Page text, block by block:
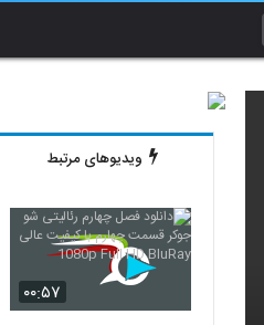
ویدیوهای مرتبط
۰۰:۵۷